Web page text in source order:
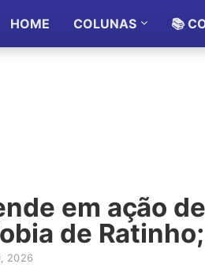
HOME COLUNAS 📚
em ação
de
2026